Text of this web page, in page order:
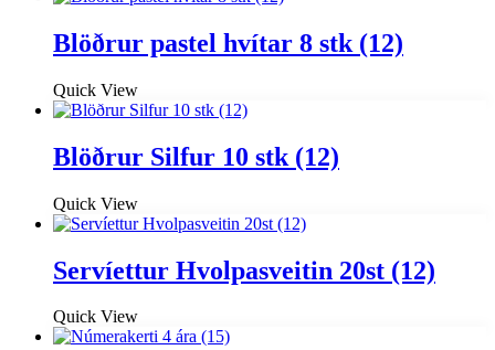
Blöðrur pastel hvítar 8 stk (12)
Quick View
Blöðrur Silfur 10 stk (12)
Quick View
Servíettur Hvolpasveitin 20st (12)
Quick View